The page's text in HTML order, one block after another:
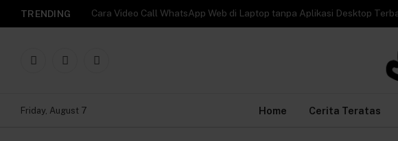
TRENDING
Facebook
X
Instagram
Friday, August 7 Home Cerita Teratas